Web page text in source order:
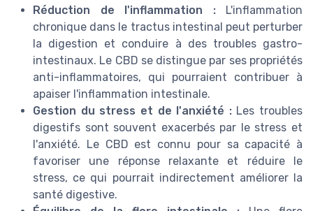
Réduction de l'inflammation :L'inflammation
chronique dans le tractus intestinal peut perturber
la digestion et conduire à des troubles gastro-
intestinaux. Le CBD se distingue par ses propriétés
anti-inflammatoires, qui pourraient contribuer à
apaiser l'inflammation intestinale.
Gestion du stress et de l'anxiété :Les troubles
digestifs sont souvent exacerbés par le stress et
l'anxiété. Le CBD est connu pour sa capacité à
favoriser une réponse relaxante et réduire le
stress, ce qui pourrait indirectement améliorer la
santé digestive.